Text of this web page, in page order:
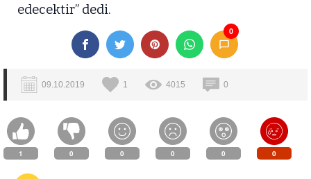
edecektir” dedi.
0
09.10.2019 1 4015 0
1 0 0 0 0 0